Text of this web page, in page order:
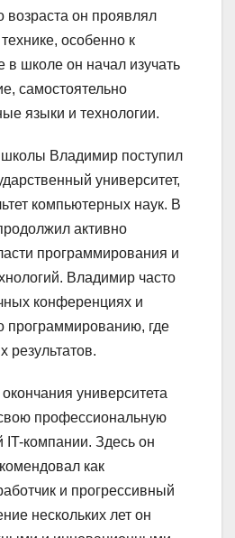
возраста он проявлял
особенно к
школе он начал изучать
самостоятельно
языки и технологии.
Владимир поступил
университет,
компьютерных наук. В
активно
программирования и
Владимир часто
конференциях и
программированию, где
результатов.
университета
профессиональную
IT-компании. Здесь он
как
и прогрессивный
нескольких лет он